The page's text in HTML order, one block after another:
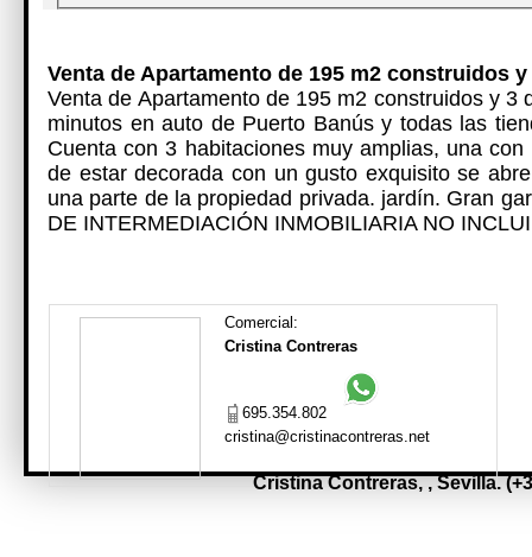
Venta de Apartamento de 195 m2 construidos
Venta de Apartamento de 195 m2 construidos y
minutos en auto de Puerto Banús y todas las
Cuenta con 3 habitaciones muy amplias, una
de estar decorada con un gusto exquisito se
una parte de la propiedad privada. jardín. Gran
DE INTERMEDIACIÓN INMOBILIARIA NO
Comercial:
Cristina Contreras
695.354.802
cristina@cristinacontreras.net
Cristina Contreras,,Sevilla.